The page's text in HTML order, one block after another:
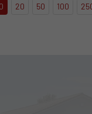
20 50 100